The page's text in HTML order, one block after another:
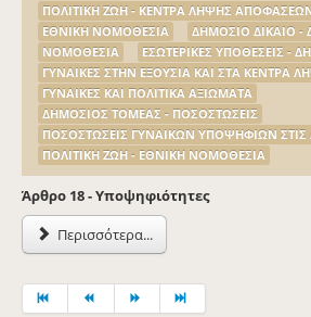
ΠΟΛΙΤΙΚΗ ΖΩΗ - ΚΕΝΤΡΑ ΛΗΨΗΣ
ΕΘΝΙΚΗ ΝΟΜΟΘΕΣΙΑ
ΔΗΜΟΣΙΟ ΔΙΚΑΙΟ -
ΝΟΜΟΘΕΣΙΑ
ΕΣΩΤΕΡΙΚΕΣ ΥΠΟΘΕΣΕΙΣ -
ΓΥΝΑΙΚΕΣ ΣΤΗΝ ΕΞΟΥΣΙΑ ΚΑΙ ΣΤΑ ΚΕΝΤΡΑ
ΓΥΝΑΙΚΕΣ ΚΑΙ ΠΟΛΙΤΙΚΑ ΑΞΙΩΜΑΤΑ
ΔΗΜΟΣΙΟΣ ΤΟΜΕΑΣ - ΠΟΣΟΣΤΩΣΕΙΣ
ΠΟΣΟΣΤΩΣΕΙΣ ΓΥΝΑΙΚΩΝ ΥΠΟΨΗΦΙΩΝ ΣΤΙΣ
ΠΟΛΙΤΙΚΗ ΖΩΗ - ΕΘΝΙΚΗ ΝΟΜΟΘΕΣΙΑ
Άρθρο 18 -Υποψηφιότητες
Περισσότερα...